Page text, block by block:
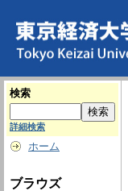
検索
詳細検索
ホーム
ブラウズ